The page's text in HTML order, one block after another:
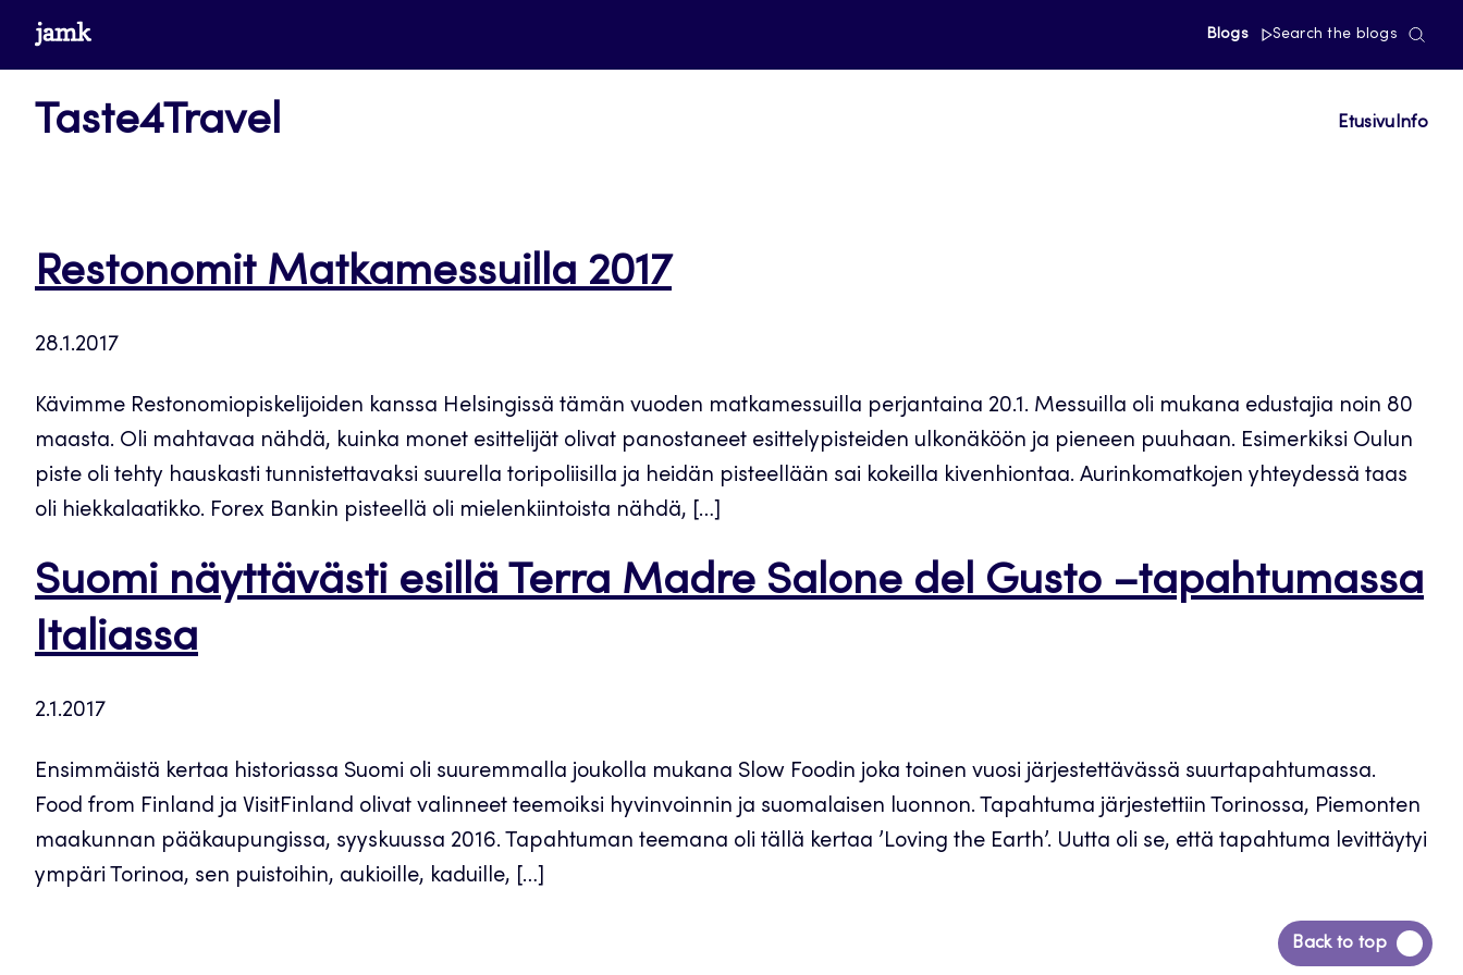
Siirrywww.jamk.fi Blogs Search the blogs
Taste4Travel Etusivu Info
Restonomit Matkamessuilla 2017
28.1.2017
Kävimme Restonomiopiskelijoiden kanssa Helsingissä tämän vuoden matkamessuilla perjantaina 20.1. Messuilla oli mukana edustajia noin 80
maasta. Oli mahtavaa nähdä, kuinka monet esittelijät olivat panostaneet esittelypisteiden ulkonäköön ja pieneen puuhaan. Esimerkiksi Oulun
piste oli tehty hauskasti tunnistettavaksi suurella toripoliisilla ja heidän pisteellään sai kokeilla kivenhiontaa. Aurinkomatkojen yhteydessä taas
oli hiekkalaatikko. Forex Bankin pisteellä oli mielenkiintoista nähdä, […]
Suomi näyttävästi esillä Terra Madre Salone del Gusto –tapahtumassa
Italiassa
2.1.2017
Ensimmäistä kertaa historiassa Suomi oli suuremmalla joukolla mukana Slow Foodin joka toinen vuosi järjestettävässä suurtapahtumassa.
Food from Finland ja VisitFinland olivat valinneet teemoiksi hyvinvoinnin ja suomalaisen luonnon. Tapahtuma järjestettiin Torinossa, Piemonten
maakunnan pääkaupungissa, syyskuussa 2016. Tapahtuman teemana oli tällä kertaa ’Loving the Earth’. Uutta oli se, että tapahtuma levittäytyi
ympäri Torinoa, sen puistoihin, aukioille, kaduille, […]
Back to top
Siirry
takaisin